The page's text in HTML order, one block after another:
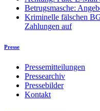
Betrugsmasche:
Kriminelle fälschen
Zahlungen auf
Presse
Pressemitteilungen
Pressearchiv
Pressebilder
Kontakt